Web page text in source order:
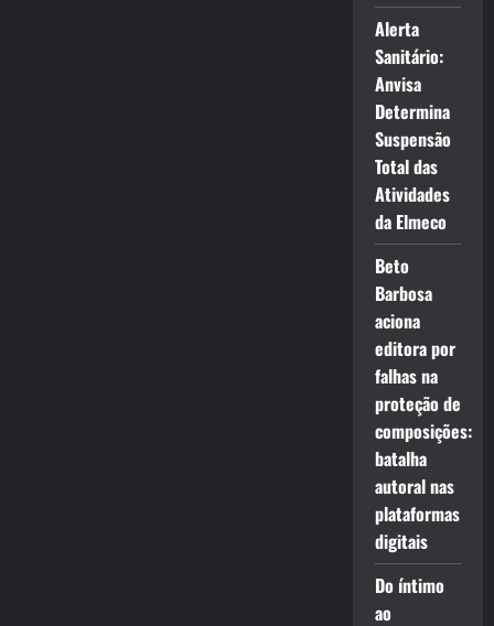
Alerta
Sanitário:
Anvisa
Determina
Suspensão
Total das
Atividades
da Elmeco
Beto
Barbosa
aciona
editora por
falhas na
proteção de
composições:
batalha
autoral nas
plataformas
digitais
Do íntimo
ao